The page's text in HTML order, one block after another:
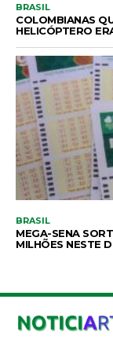
BRASIL
COLOMBIANAS
HELICÓPTERO
BRASIL
MEGA-SENA
MILHÕES NESTE